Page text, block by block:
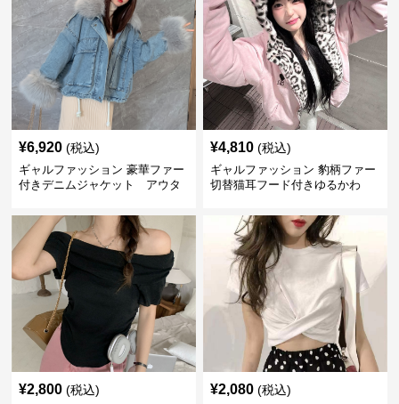
¥6,920 (税込)
ギャルファッション 豪華ファー
付きデニムジャケット アウタ
¥4,810 (税込)
ギャルファッション 豹柄ファー
切替猫耳フード付きゆるかわ
¥2,800 (税込) ¥2,080 (税込)